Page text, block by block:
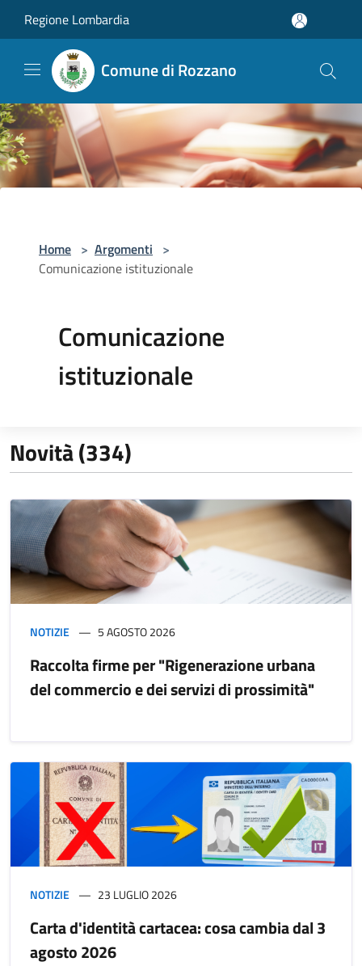
Regione Lombardia
Comune di Rozzano
Home > Argomenti >
Comunicazione istituzionale
Comunicazione
istituzionale
Novità (334)
NOTIZIE 5 AGOSTO 2026
Raccolta firme per "Rigenerazione urbana
del commercio e dei servizi di prossimità"
NOTIZIE 23 LUGLIO 2026
Carta d'identità cartacea: cosa cambia dal 3
agosto 2026